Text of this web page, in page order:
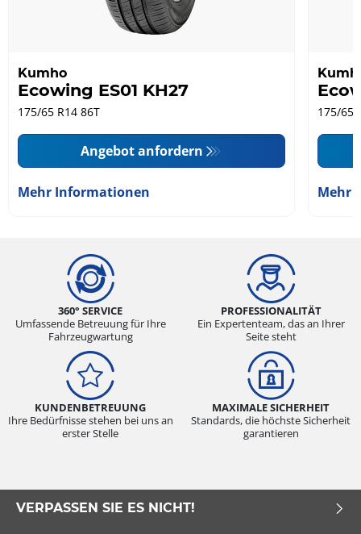
Kumho
Ecowing ES01 KH27
175/65 R14 86T
Angebot anfordern
Mehr Informationen
175/65
Mehr
360° SERVICE
Umfassende Betreuung für Ihre
Fahrzeugwartung
PROFESSIONALITÄT
Ein Expertenteam, das an Ihrer
Seite steht
KUNDENBETREUUNG
Ihre Bedürfnisse stehen bei uns an
erster Stelle
MAXIMALE SICHERHEIT
Standards, die höchste Sicherheit
garantieren
VERPASSEN SIE ES NICHT!